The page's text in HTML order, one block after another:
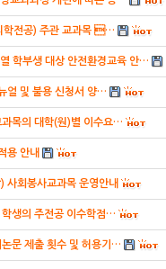
학전공) 주관 교과목 …
학부생 대상 안전환경교육 안…
얼 및 불용 신청서 양…
과목의 대학(원)별 이수요…
용 안내
사회봉사교과목 운영안내
생의 주전공 이수학점…
문 제출 횟수 및 허용기…